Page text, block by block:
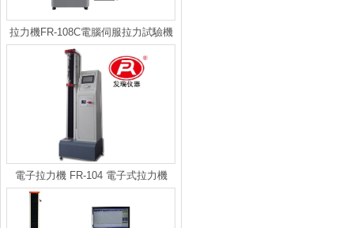
拉力機FR-108C電腦伺服拉力試驗機
電子拉力機 FR-104 電子式拉力機